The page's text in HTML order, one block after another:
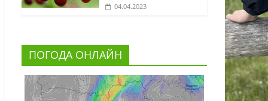
04.04.2023
ПОГОДА ОНЛАЙН